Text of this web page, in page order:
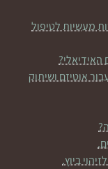
מעשיות לטיפול
האידיאלי?
אוטיזם ושיתוק
ביוץ.